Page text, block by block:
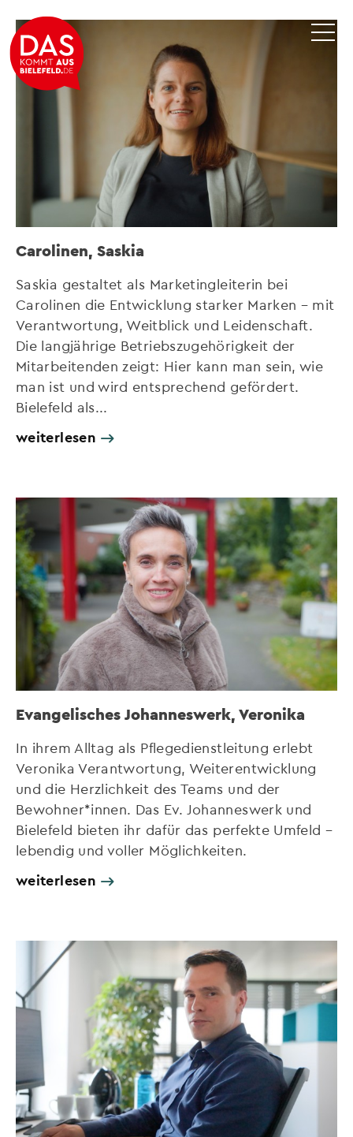
Carolinen, Saskia
Saskia gestaltet als Marketingleiterin bei
Carolinen die Entwicklung starker Marken – mit
Verantwortung, Weitblick und Leidenschaft.
Die langjährige Betriebszugehörigkeit der
Mitarbeitenden zeigt: Hier kann man sein, wie
man ist und wird entsprechend gefördert.
Bielefeld als...
weiterlesen
Evangelisches Johanneswerk, Veronika
In ihrem Alltag als Pflegedienstleitung erlebt
Veronika Verantwortung, Weiterentwicklung
und die Herzlichkeit des Teams und der
Bewohner*innen. Das Ev. Johanneswerk und
Bielefeld bieten ihr dafür das perfekte Umfeld –
lebendig und voller Möglichkeiten.
weiterlesen